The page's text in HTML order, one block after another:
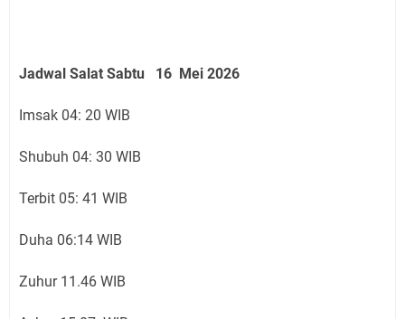
Jadwal Salat Sabtu 16 Mei 2026
Imsak 04: 20 WIB
Shubuh 04: 30 WIB
Terbit 05: 41 WIB
Duha 06:14 WIB
Zuhur 11.46 WIB